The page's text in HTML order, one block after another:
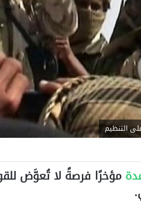
التنظيم
مؤخرًا فرصةً لا تُعوَّض